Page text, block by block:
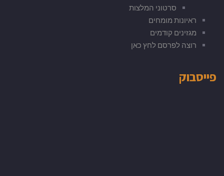
סרטוני המלצות
ראיונות מומחים
מגזינים קודמים
רוצה לפרסם לחץ כאן
פייסבוק